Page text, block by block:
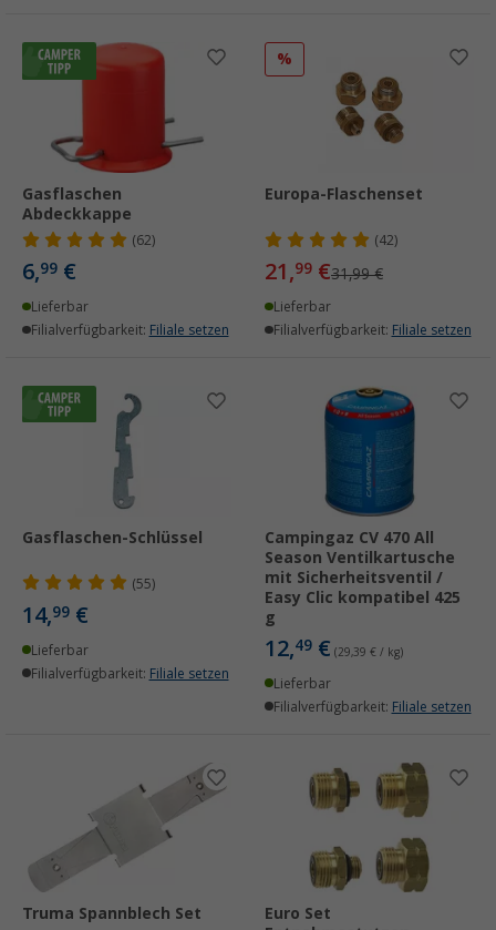
Gasflaschen
Abdeckkappe
(62)
6,99 €
Lieferbar
Filialverfügbarkeit: Filiale setzen
%
Europa-Flaschenset
(42)
21,99 €31,99 €
Lieferbar
Filialverfügbarkeit: Filiale setzen
Gasflaschen-Schlüssel
(55)
14,99 €
Lieferbar
Filialverfügbarkeit: Filiale setzen
Campingaz CV 470 All
Season Ventilkartusche
mit Sicherheitsventil /
Easy Clic kompatibel 425
g
12,49 € (29,39 € / kg)
Lieferbar
Filialverfügbarkeit: Filiale setzen
Truma Spannblech Set
Euro Set